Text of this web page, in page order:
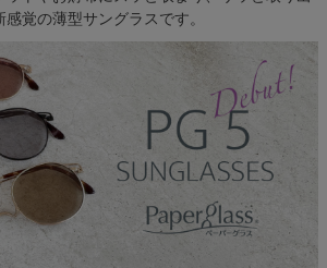
感覚の薄型サングラスです。